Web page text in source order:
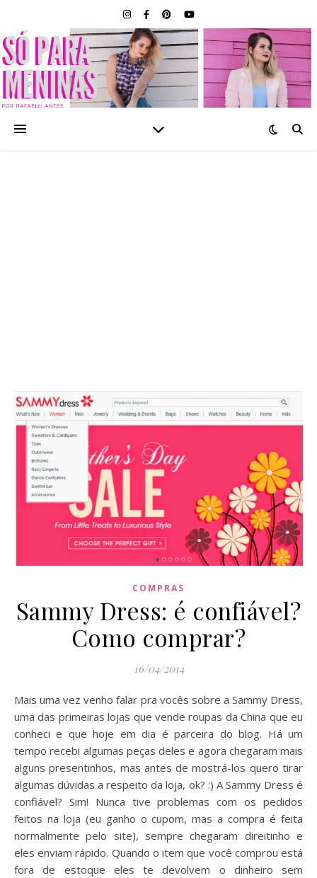
SÓ PARA MENINAS |
BLOG FEMININO POR
RAFAELLI ANTES
COMPRAS
Sammy Dress: é confiável?
Como comprar?
16/04/2014
Mais uma vez venho falar pra vocês sobre a Sammy Dress,
uma das primeiras lojas que vende roupas da China que eu
conheci e que hoje em dia é parceira do blog. Há um
tempo recebi algumas peças deles e agora chegaram mais
alguns presentinhos, mas antes de mostrá-los quero tirar
algumas dúvidas a respeito da loja, ok? :) A Sammy Dress é
confiável? Sim! Nunca tive problemas com os pedidos
feitos na loja (eu ganho o cupom, mas a compra é feita
normalmente pelo site), sempre chegaram direitinho e
eles enviam rápido. Quando o item que você comprou está
fora de estoque eles te devolvem o dinheiro sem